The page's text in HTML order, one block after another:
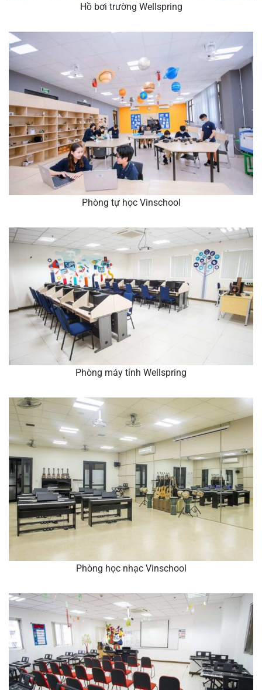
Hồ bơi trường Wellspring
Phòng tự học Vinschool
Phòng máy tính Wellspring
Phòng học nhạc Vinschool